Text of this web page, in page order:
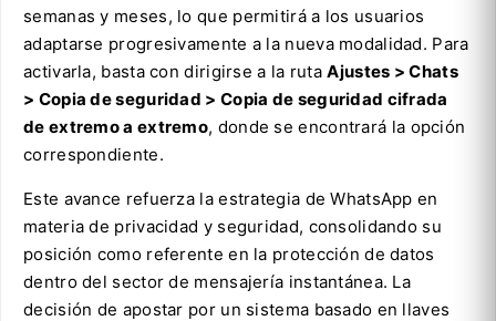
semanas y meses, lo que permitirá a los usuarios
adaptarse progresivamente a la nueva modalidad. Para
activarla, basta con dirigirse a la rutaAjustes > Chats
> Copia de seguridad > Copia de seguridad cifrada
de extremo a extremo, donde se encontrará la opción
correspondiente.
Este avance refuerza la estrategia de WhatsApp en
materia de privacidad y seguridad, consolidando su
posición como referente en la protección de datos
dentro del sector de mensajería instantánea. La
decisión de apostar por un sistema basado en llaves